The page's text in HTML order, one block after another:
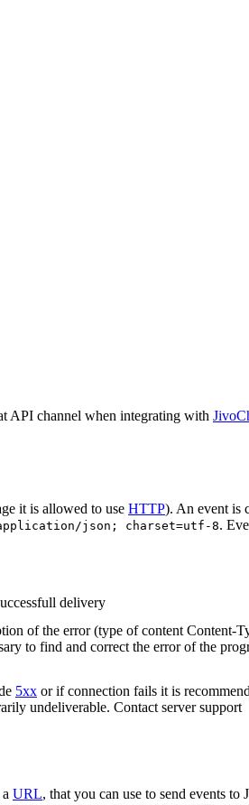
API channel when integrating with
it is allowed to use HTTP). An event is
json; charset=utf-8.
delivery
of the error (type of content Content-
to find and correct the error of the
5xx or if connection fails it is
undeliverable. Contact server support
URL, that you can use to send events